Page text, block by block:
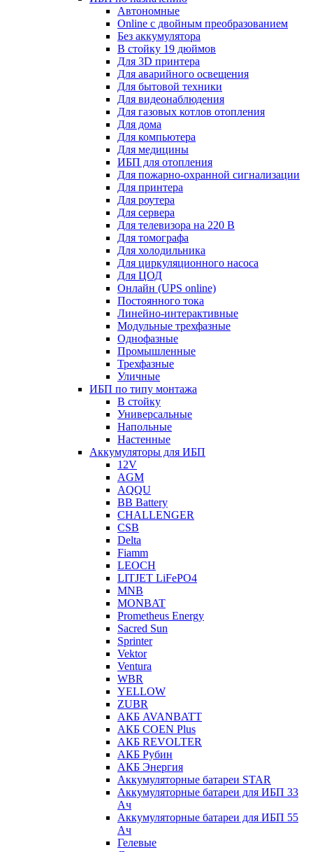
Автономные
Online с двойным преобразованием
Без аккумулятора
В стойку 19 дюймов
Для 3D принтера
Для аварийного освещения
Для бытовой техники
Для видеонаблюдения
Для газовых котлов отопления
Для дома
Для компьютера
Для медицины
ИБП для отопления
Для пожарно-охранной сигнализации
Для принтера
Для роутера
Для сервера
Для телевизора на 220 В
Для томографа
Для холодильника
Для циркуляционного насоса
Для ЦОД
Онлайн (UPS online)
Постоянного тока
Линейно-интерактивные
Модульные трехфазные
Однофазные
Промышленные
Трехфазные
Уличные
ИБП по типу монтажа
В стойку
Универсальные
Напольные
Настенные
Аккумуляторы для ИБП
12V
AGM
AQQU
BB Battery
CHALLENGER
CSB
Delta
Fiamm
LEOCH
LITJET LiFePO4
MNB
MONBAT
Prometheus Energy
Sacred Sun
Sprinter
Vektor
Ventura
WBR
YELLOW
ZUBR
АКБ AVANBATT
АКБ COEN Plus
АКБ REVOLTER
АКБ Рубин
АКБ Энергия
Аккумуляторные батареи STAR
Аккумуляторные батареи для ИБП 33
Ач
Аккумуляторные батареи для ИБП 55
Ач
Гелевые